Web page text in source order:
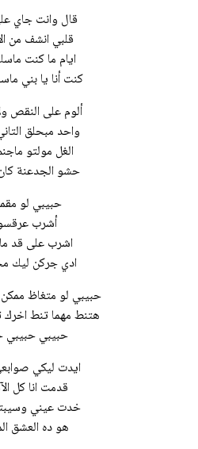
قال وانت جاي
قلبي انشف من
ايام ما كنت
كنت أنا يا بني
ألوم على النقص
واحد مبحلق
الغل مولتو
حشو الجدعنة
حبيبي لو
أشرب
اشرب على قد
ادي جركن
حبيبي لو متغاظ
هتنط مهما تنط
حبيبي حبيبي
ايدت ليكي
قدمت انا كل
خدت عيني
هو ده العشق